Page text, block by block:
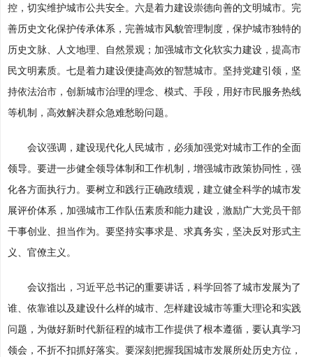
控，切实维护城市公共安全。六是着力建设崇德向善的文明城市。完
善历史文化保护传承体系，完善城市风貌管理制度，保护城市独特的
历史文脉、人文地理、自然景观；加强城市文化软实力建设，提高市
民文明素质。七是着力建设便捷高效的智慧城市。坚持党建引领，坚
持依法治市，创新城市治理的理念、模式、手段，用好市民服务热线
等机制，高效解决群众急难愁盼问题。
会议强调，建设现代化人民城市，必须加强党对城市工作的全面
领导。要进一步健全领导体制和工作机制，增强城市政策协同性，强
化各方面执行力。要树立和践行正确政绩观，建立健全科学的城市发
展评价体系，加强城市工作队伍素质和能力建设，激励广大党员干部
干事创业、担当作为。要坚持实事求是、求真务实，坚决反对形式主
义、官僚主义。
会议指出，习近平总书记的重要讲话，科学回答了城市发展为了
谁、依靠谁以及建设什么样的城市、怎样建设城市等重大理论和实践
问题，为做好新时代新征程的城市工作提供了根本遵循，要认真学习
领会，不折不扣抓好落实。要深刻把握我国城市发展所处历史方位，